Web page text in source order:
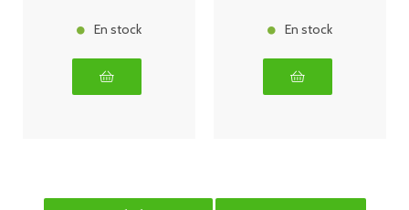
En stock En stock